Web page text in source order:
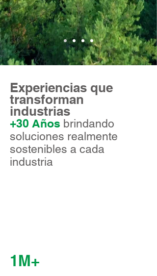
Experiencias que
transforman
industrias
+30 Años brindando
soluciones realmente
sostenibles a cada
industria
1M+